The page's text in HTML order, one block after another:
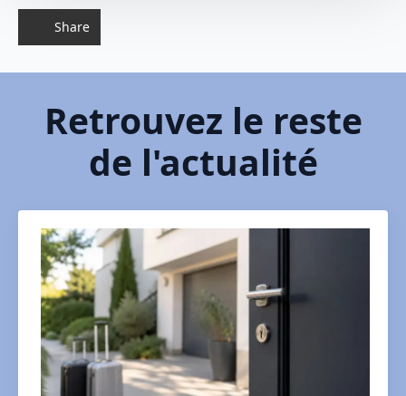
Share
Retrouvez le reste
de l'actualité